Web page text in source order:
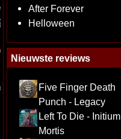
After Forever
Helloween
Nieuwste reviews
Five Finger Death
Punch - Legacy
Left To Die - Initium
Mortis